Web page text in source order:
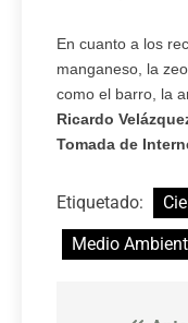
En cuanto a los
manganeso, la
como el barro, la
Ricardo
Tomada de
Etiquetado:
Medio